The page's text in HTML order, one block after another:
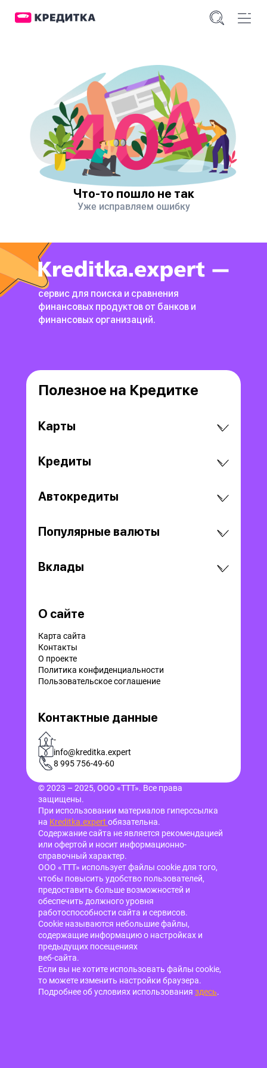
Что-то пошло не так
Уже исправляем ошибку
сервис для поиска и сравнения
финансовых продуктов от банков и
финансовых организаций.
Полезное на Кредитке
Карты
Кредиты
Автокредиты
Популярные валюты
Вклады
О сайте
Карта сайта
Контакты
О проекте
Политика конфиденциальности
Пользовательское соглашение
Контактные данные
-
info@kreditka.expert
8 995 756-49-60
© 2023 – 2025, ООО «ТТТ». Все права
защищены.
При использовании материалов гиперссылка
на Kreditka.expert обязательна.
Содержание сайта не является рекомендацией
или офертой и носит информационно-
справочный характер.
ООО «ТТТ» использует файлы cookie для того,
чтобы повысить удобство пользователей,
предоставить больше возможностей и
обеспечить должного уровня
работоспособности сайта и сервисов.
Cookie называются небольшие файлы,
содержащие информацию о настройках и
предыдущих посещениях
веб-сайта.
Если вы не хотите использовать файлы cookie,
то можете изменить настройки браузера.
Подробнее об условиях использования здесь.